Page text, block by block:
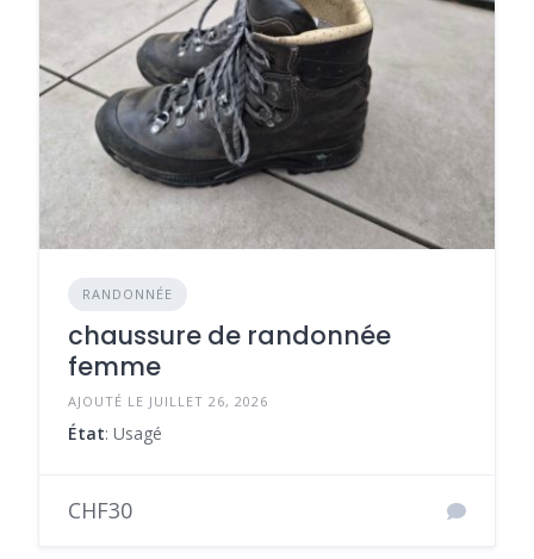
RANDONNÉE
chaussure de randonnée
femme
AJOUTÉ LE JUILLET 26, 2026
État: Usagé
CHF30